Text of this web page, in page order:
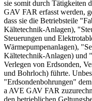
sie somit durch Tätigkeiten
GAV FAR erfasst werden,
dass sie die Betriebsteile
Kältetechnik-Anlagen),
Steuerungen und
Wärmepumpenanlagen),
Kältetechnik-Anlagen) und
Verlegen von Erdsonden,
und Bohrloch) führte.
"Erdsondenbohrungen"
a AVE GAV FAR
den betrieblichen